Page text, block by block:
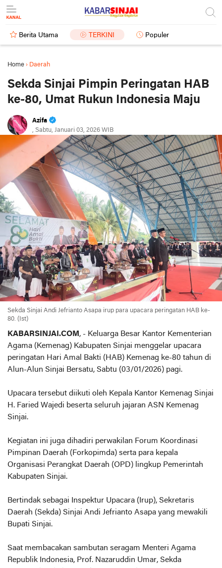
Berita Utama TERKINI Populer
Home › Daerah
Sekda Sinjai Pimpin Peringatan HAB
ke-80, Umat Rukun Indonesia Maju
Azifa
, Sabtu, Januari 03, 2026 WIB
Sekda Sinjai Andi Jefrianto Asapa irup para upacara peringatan HAB ke-
80. (Ist)
KABARSINJAI.COM , - Keluarga Besar Kantor Kementerian
Agama (Kemenag) Kabupaten Sinjai menggelar upacara
peringatan Hari Amal Bakti (HAB) Kemenag ke-80 tahun di
Alun-Alun Sinjai Bersatu, Sabtu (03/01/2026) pagi.
Upacara tersebut diikuti oleh Kepala Kantor Kemenag Sinjai
H. Faried Wajedi beserta seluruh jajaran ASN Kemenag
Sinjai.
Kegiatan ini juga dihadiri perwakilan Forum Koordinasi
Pimpinan Daerah (Forkopimda) serta para kepala
Organisasi Perangkat Daerah (OPD) lingkup Pemerintah
Kabupaten Sinjai.
Bertindak sebagai Inspektur Upacara (Irup), Sekretaris
Daerah (Sekda) Sinjai Andi Jefrianto Asapa yang mewakili
Bupati Sinjai.
Saat membacakan sambutan seragam Menteri Agama
Republik Indonesia, Prof. Nazaruddin Umar, Sekda